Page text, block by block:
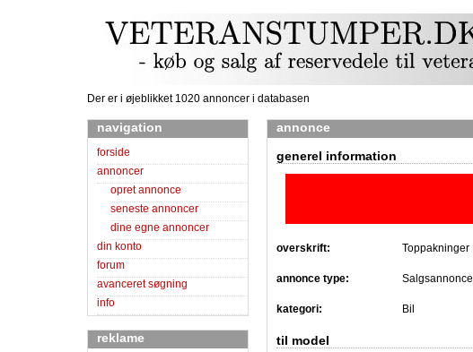
Der er i øjeblikket 1020 annoncer i databasen
navigation
forside
annoncer
opret annonce
seneste annoncer
dine egne annoncer
din konto
forum
avanceret søgning
info
reklame
annonce
generel information
overskrift: Toppakninger
annonce type: Salgsannonce
kategori: Bil
til model